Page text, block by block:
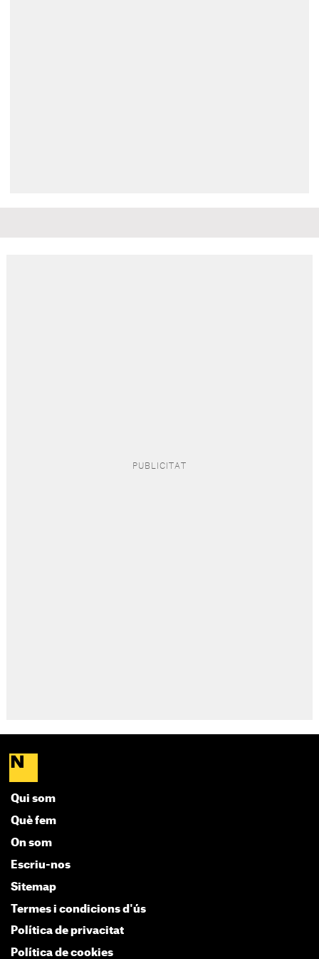
Qui som
Què fem
On som
Escriu-nos
Sitemap
Termes i condicions d'ús
Política de privacitat
Política de cookies